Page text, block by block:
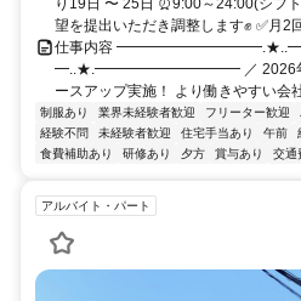
望を提出いただき調整します✊ ✅月2
仕事内容 ━━━━━━━━━━.★..━
━..★.━━━━━━━━━━ ／ 2026年1
ースアップ実施！ より働きやすい会
制服あり 業界未経験者歓迎 フリーター歓迎
経験不問
未経験者歓迎 住宅手当あり 午前
食費補助あり
研修あり 夕方 賞与あり 交通
アルバイト・パート